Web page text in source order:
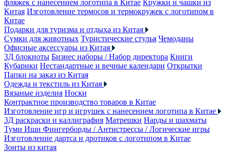
фляжек с нанесением логотипа в Китае Кружки и чашки из
Китая Изготовление термосов и термокружек с логотипом в
Китае
Подарки для туризма и отдыха из Китая
Сумки для животных Туристические стулья Чемоданы
Офисные аксессуары из Китая
3Д блокноты Бизнес наборы / Набор директора Книги
Кубарики Нестандартные и вечные календари Открытки
Папки на заказ из Китая
Одежда и текстиль из Китая
Вязаные изделия Носки
Контрактное производство товаров в Китае
Изготовление игр и игрушек с нанесением логотипа в Китае
3Д раскраски и каллиграфия Матрешки Нарды и шахматы
Туми Иши Фингерборды / Антистрессы / Логические игры
Изготовление дартса и дротиков с логотипом в Китае
Зонты из китая